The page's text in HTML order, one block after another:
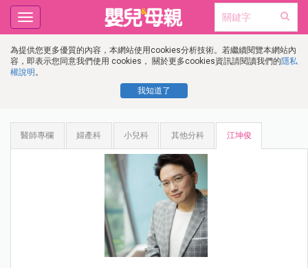
為提供您更多優質的內容，本網站使用cookies分析技術。若繼續閱覽本網站內
容，即表示您同意我們使用 cookies， 關於更多cookies資訊請閱讀我們的隱私
權說明 。
我知道了
Toggle
navigation
醫師專欄 婦產科 小兒科 其他分科 江坤俊